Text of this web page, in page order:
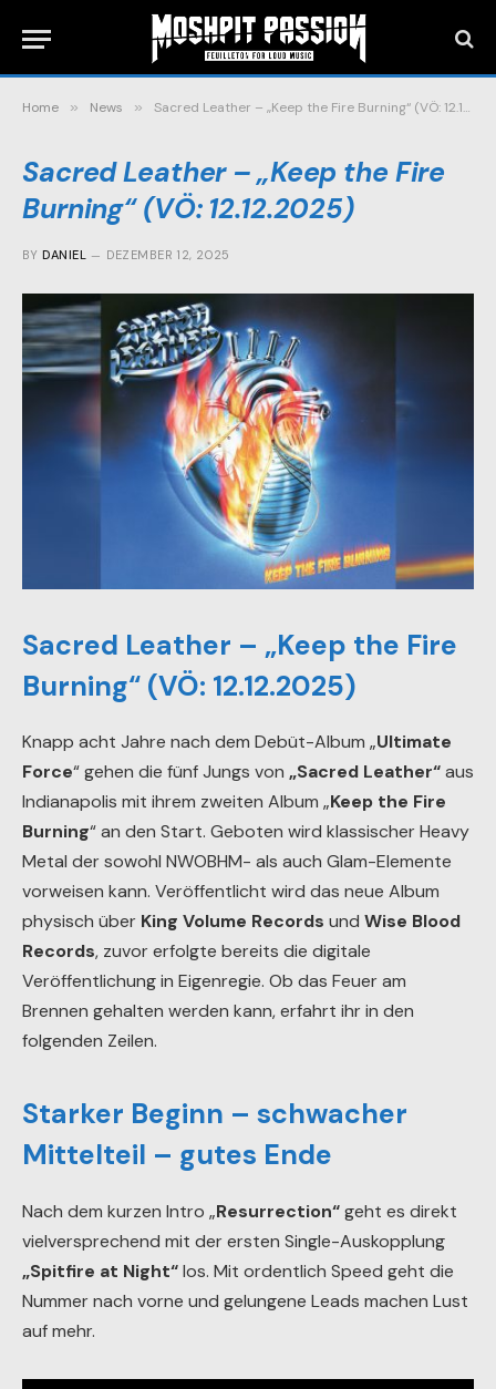
Home » News » Sacred Leather – „Keep the Fire Burning“ (VÖ: 12.12.2025)
Sacred Leather – „Keep the Fire
Burning“ (VÖ: 12.12.2025)
BY DANIEL DEZEMBER 12, 2025
Sacred Leather – „Keep the Fire
Burning“ (VÖ: 12.12.2025)
Knapp acht Jahre nach dem Debüt-Album „Ultimate
Force“ gehen die fünf Jungs von „Sacred Leather“aus
Indianapolis mit ihrem zweiten Album „Keep the Fire
Burning“ an den Start. Geboten wird klassischer Heavy
Metal der sowohl NWOBHM- als auch Glam-Elemente
vorweisen kann. Veröffentlicht wird das neue Album
physisch über King Volume Records und Wise Blood
Records, zuvor erfolgte bereits die digitale
Veröffentlichung in Eigenregie. Ob das Feuer am
Brennen gehalten werden kann, erfahrt ihr in den
folgenden Zeilen.
Starker Beginn – schwacher
Mittelteil – gutes Ende
Nach dem kurzen Intro „Resurrection“geht es direkt
vielversprechend mit der ersten Single-Auskopplung
„Spitfire at Night“los. Mit ordentlich Speed geht die
Nummer nach vorne und gelungene Leads machen Lust
auf mehr.